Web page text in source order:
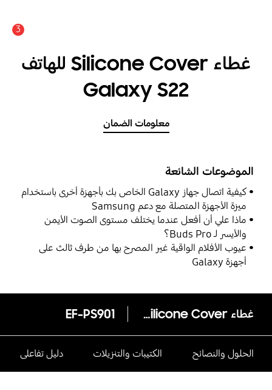
3
‎غطاء Silicone Cover للهاتف
Galaxy S22
معلومات الضمان
الموضوعات الشائعة
كيفية اتصال جهاز Galaxy الخاص بك بأجهزة أخرى باستخدام
ميزة الأجهزة المتصلة مع دعم Samsung
ماذا علي أن أفعل عندما يختلف مستوى الصوت الأيمن
والأيسر لـ Buds Pro؟
عيوب الأفلام الواقية غير المصرح بها من طرف ثالث على
أجهزة Galaxy
‎غطاء Silicone Cover للهاتف Galaxy S22 EF-PS901
الحلول والنصائح الكتيبات والتنزيلات دليل تفاعلى